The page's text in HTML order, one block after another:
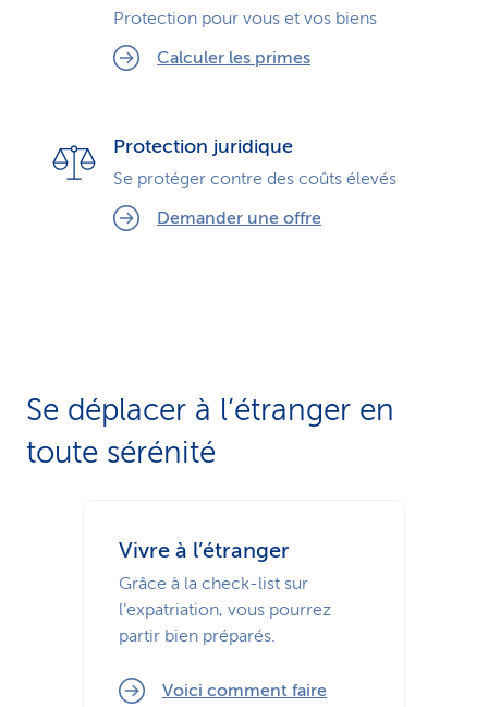
Protection pour vous et vos biens
Calculer les primes
Protection juridique
Se protéger contre des coûts élevés
Demander une offre
Se déplacer à l’étranger en
toute sérénité
Vivre à l’étranger
Grâce à la check-list sur
l’expatriation, vous pourrez
partir bien préparés.
Voici comment faire